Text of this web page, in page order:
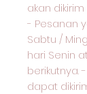
akan
- Pesanan
Sabtu /
hari Senin
berikutnya.
dapat